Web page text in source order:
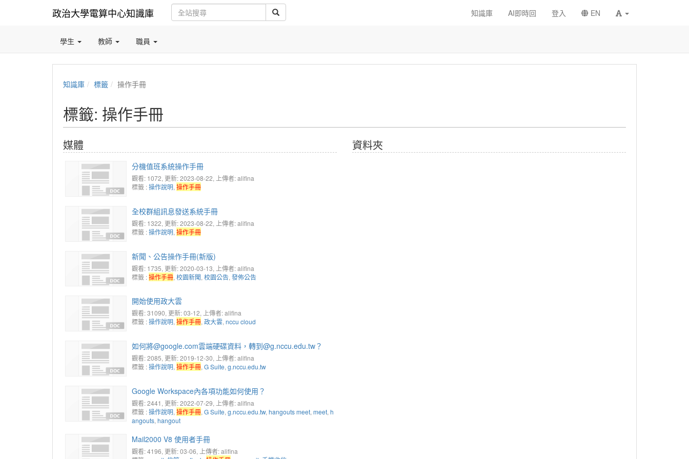
政治大學電算中心知識庫 知識庫 AI即時回 登入 EN
學生 教師 職員
知識庫 標籤 操作手冊
標籤: 操作手冊
媒體
分機值班系統操作手冊
觀看: 1072, 更新: 2023-08-22, 上傳者: alifina
標籤 :操作說明, 操作手冊
全校群組訊息發送系統手冊
觀看: 1322, 更新: 2023-08-22, 上傳者: alifina
標籤 :操作說明, 操作手冊
新聞、公告操作手冊(新版)
觀看: 1735, 更新: 2020-03-13, 上傳者: alifina
標籤 :操作手冊, 校園新聞, 校園公告, 發佈公告
開始使用政大雲
觀看: 31090, 更新: 03-12, 上傳者: alifina
標籤 :操作說明, 操作手冊, 政大雲, nccu cloud
如何將@google.com雲端硬碟資料，轉到@g.nccu.edu.tw？
觀看: 2085, 更新: 2019-12-30, 上傳者: alifina
標籤 :操作說明, 操作手冊, G Suite, g.nccu.edu.tw
Google Workspace內各項功能如何使用？
觀看: 2441 , 更新: 2022-07-29, 上傳者: alifina
標籤 :操作說明, 操作手冊, G Suite, g.nccu.edu.tw, hangouts meet, meet, h
angouts, hangout
Mail2000 V8 使用者手冊
觀看: 4196, 更新: 03-06, 上傳者: alifina
資料夾